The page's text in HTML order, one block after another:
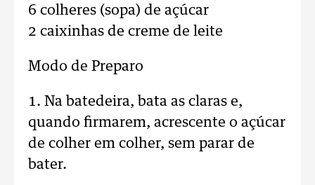
6 colheres (sopa) de açúcar
2 caixinhas de creme de leite
Modo de Preparo
1. Na batedeira, bata as claras e,
quando firmarem, acrescente o açúcar
de colher em colher, sem parar de
bater.